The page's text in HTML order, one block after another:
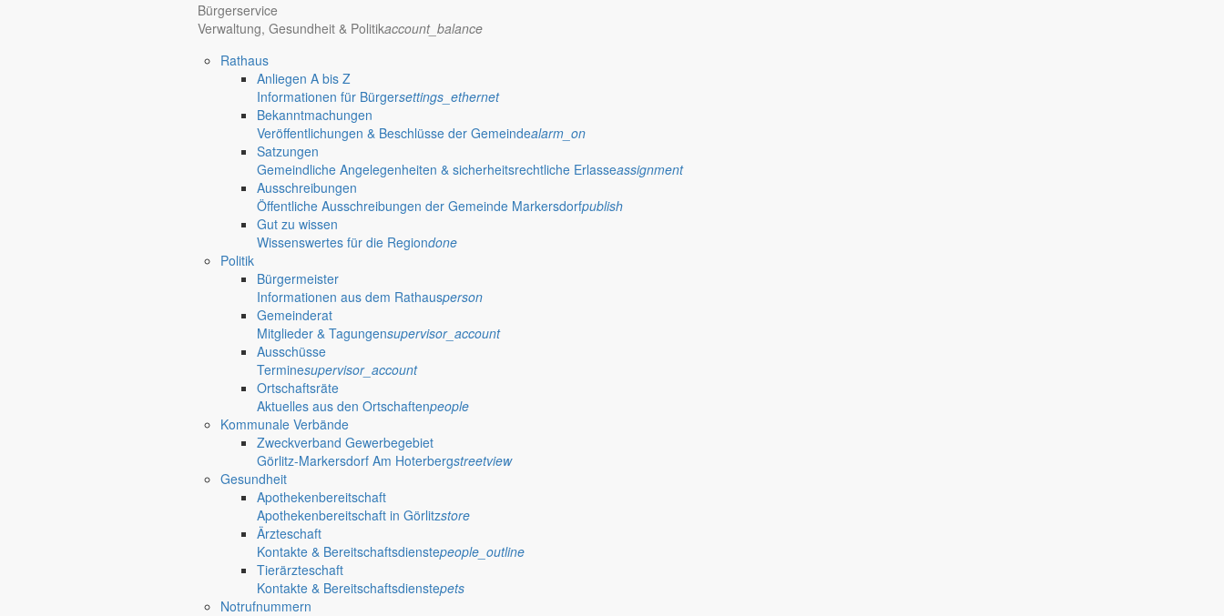
Bürgerservice
Verwaltung, Gesundheit & Politikaccount_balance
Rathaus
Anliegen A bis Z
Informationen für Bürgersettings_ethernet
Bekanntmachungen
Veröffentlichungen & Beschlüsse der Gemeindealarm_on
Satzungen
Gemeindliche Angelegenheiten & sicherheitsrechtliche Erlasseassignment
Ausschreibungen
Öffentliche Ausschreibungen der Gemeinde Markersdorfpublish
Gut zu wissen
Wissenswertes für die Regiondone
Politik
Bürgermeister
Informationen aus dem Rathausperson
Gemeinderat
Mitglieder & Tagungensupervisor_account
Ausschüsse
Terminesupervisor_account
Ortschaftsräte
Aktuelles aus den Ortschaftenpeople
Kommunale Verbände
Zweckverband Gewerbegebiet
Görlitz-Markersdorf Am Hoterbergstreetview
Gesundheit
Apothekenbereitschaft
Apothekenbereitschaft in Görlitzstore
Ärzteschaft
Kontakte & Bereitschaftsdienstepeople_outline
Tierärzteschaft
Kontakte & Bereitschaftsdienstepets
Notrufnummern